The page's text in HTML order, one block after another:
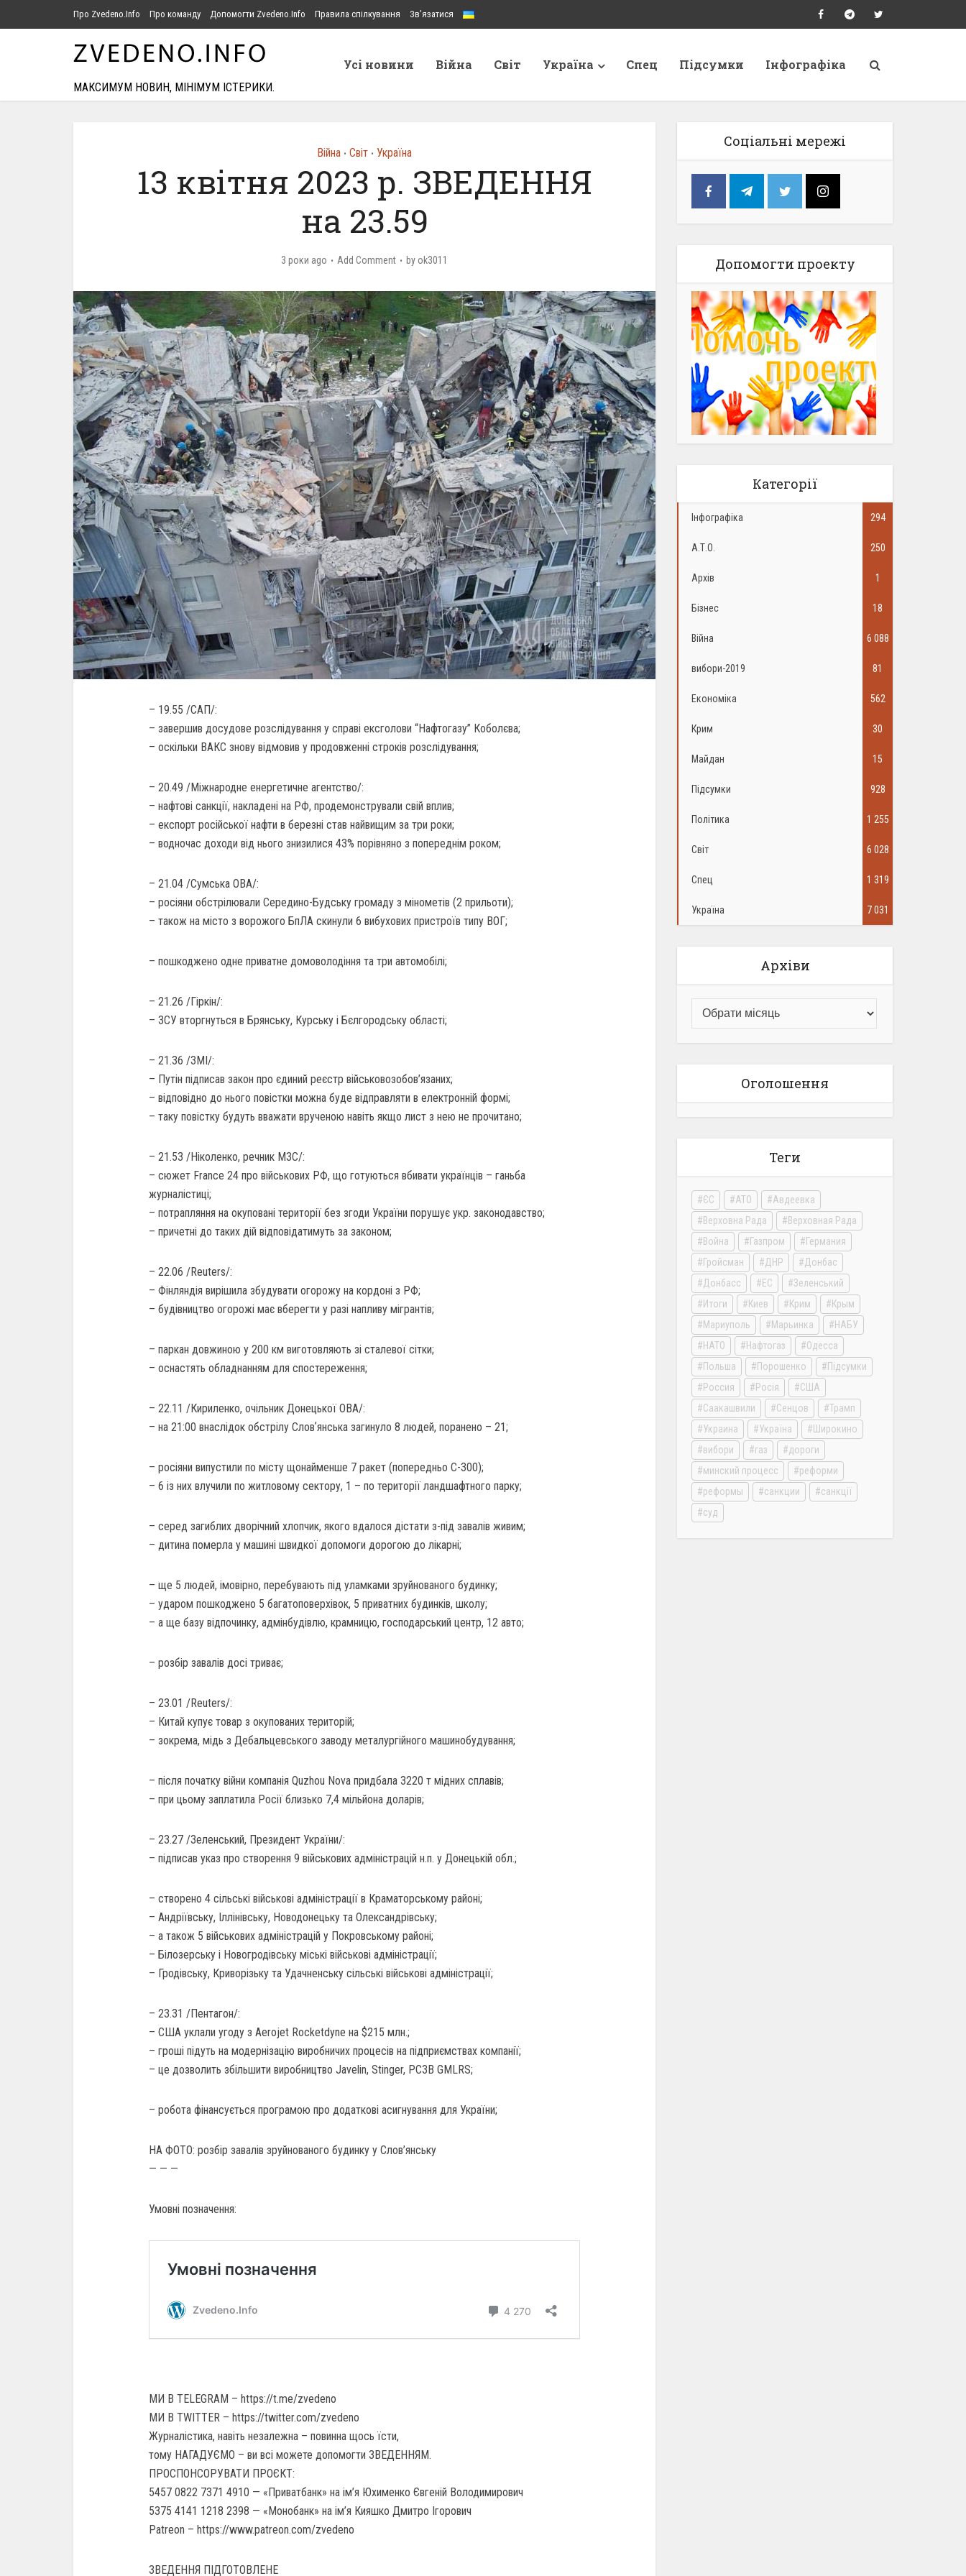
Про Zvedeno.Info Про команду Допомогти Zvedeno.Info Правила спілкування Зв’язатися
МАКСИМУМ НОВИН, МІНІМУМ ІСТЕРИКИ.
Усі новини Війна Світ Україна Спец Підсумки Інфографіка
Війна • Світ • Україна
13 квітня 2023 р. ЗВЕДЕННЯ
на 23.59
3 роки ago Add Comment by ok3011
– 19.55 /САП/:
– завершив досудове розслідування у справі ексголови “Нафтогазу” Коболєва;
– оскільки ВАКС знову відмовив у продовженні строків розслідування;
– 20.49 /Міжнародне енергетичне агентство/:
– нафтові санкції, накладені на РФ, продемонстрували свій вплив;
– експорт російської нафти в березні став найвищим за три роки;
– водночас доходи від нього знизилися 43% порівняно з попереднім роком;
– 21.04 /Сумська ОВА/:
– росіяни обстрілювали Середино-Будську громаду з мінометів (2 прильоти);
– також на місто з ворожого БпЛА скинули 6 вибухових пристроїв типу ВОГ;
– пошкоджено одне приватне домоволодіння та три автомобілі;
– 21.26 /Гіркін/:
– ЗСУ вторгнуться в Брянську, Курську і Бєлгородську області;
– 21.36 /ЗМІ/:
– Путін підписав закон про єдиний реєстр військовозобов’язаних;
– відповідно до нього повістки можна буде відправляти в електронній формі;
– таку повістку будуть вважати врученою навіть якщо лист з нею не прочитано;
– 21.53 /Ніколенко, речник МЗС/:
– сюжет France 24 про військових РФ, що готуються вбивати українців – ганьба
журналістиці;
– потрапляння на окуповані території без згоди України порушує укр. законодавство;
– причетні до таких дій відповідатимуть за законом;
– 22.06 /Reuters/:
– Фінляндія вирішила збудувати огорожу на кордоні з РФ;
– будівництво огорожі має вберегти у разі напливу мігрантів;
– паркан довжиною у 200 км виготовляють зі сталевої сітки;
– оснастять обладнанням для спостереження;
– 22.11 /Кириленко, очільник Донецької ОВА/:
– на 21:00 внаслідок обстрілу Словʼянська загинуло 8 людей, поранено – 21;
– росіяни випустили по місту щонайменше 7 ракет (попередньо С-300);
– 6 із них влучили по житловому сектору, 1 – по території ландшафтного парку;
– серед загиблих дворічний хлопчик, якого вдалося дістати з-під завалів живим;
– дитина померла у машині швидкої допомоги дорогою до лікарні;
– ще 5 людей, імовірно, перебувають під уламками зруйнованого будинку;
– ударом пошкоджено 5 багатоповерхівок, 5 приватних будинків, школу;
– а ще базу відпочинку, адмінбудівлю, крамницю, господарський центр, 12 авто;
– розбір завалів досі триває;
– 23.01 /Reuters/:
– Китай купує товар з окупованих територій;
– зокрема, мідь з Дебальцевського заводу металургійного машинобудування;
– після початку війни компанія Quzhou Nova придбала 3220 т мідних сплавів;
– при цьому заплатила Росії близько 7,4 мільйона доларів;
– 23.27 /Зеленський, Президент України/:
– підписав указ про створення 9 військових адміністрацій н.п. у Донецькій обл.;
– створено 4 сільські військові адміністрації в Краматорському районі;
– Андріївську, Іллінівську, Новодонецьку та Олександрівську;
– а також 5 військових адміністрацій у Покровському районі;
– Білозерську і Новогродівську міські військові адміністрації;
– Гродівську, Криворізьку та Удачненську сільські військові адміністрації;
– 23.31 /Пентагон/:
– США уклали угоду з Aerojet Rocketdyne на $215 млн.;
– гроші підуть на модернізацію виробничих процесів на підприємствах компанії;
– це дозволить збільшити виробництво Javelin, Stinger, РСЗВ GMLRS;
– робота фінансується програмою про додаткові асигнування для України;
НА ФОТО: розбір завалів зруйнованого будинку у Слов’янську
— — —
Умовні позначення:
МИ В TELEGRAM – https://t.me/zvedeno
МИ В TWITTER – https://twitter.com/zvedeno
Журналістика, навіть незалежна – повинна щось їсти,
тому НАГАДУЄМО – ви всі можете допомогти ЗВЕДЕННЯМ.
ПРОСПОНСОРУВАТИ ПРОЄКТ:
5457 0822 7371 4910 — «Приватбанк» на ім’я Юхименко Євгеній Володимирович
5375 4141 1218 2398 — «Монобанк» на ім’я Кияшко Дмитро Ігорович
Patreon – https://www.patreon.com/zvedeno
ЗВЕДЕННЯ ПІДГОТОВЛЕНЕ
Соціальні мережі
Допомогти проекту
Категорії
Інфографіка 294
А.Т.О. 250
Архів 1
Бізнес 18
Війна 6 088
вибори-2019 81
Економіка 562
Крим 30
Майдан 15
Підсумки 928
Політика 1 255
Світ 6 028
Спец 1 319
Україна 7 031
Архіви
Оголошення
Теги
ЄС АТО
Авдеевка
Верховна Рада
Верховная Рада
Война
Газпром
Германия
Гройсман
ДНР
Донбас
Донбасс
ЕС
Зеленський
Итоги
Киев Крим
Крым
Мариуполь
Марьинка
НАБУ
НАТО
Нафтогаз
Одесса
Польша
Порошенко
Підсумки
Россия
Росія
США
Саакашвили
Сенцов
Трамп
Украина
Україна
Широкино
вибори
газ
дороги
минский процесс
реформи
реформы
санкции
санкції
суд